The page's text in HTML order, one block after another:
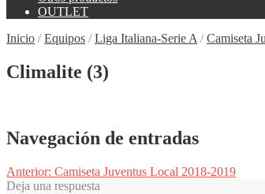
OUTLET
Inicio /Equipos /Liga Italiana-Serie A /Camiseta
Climalite (3)
Navegación de entradas
Anterior: Camiseta Juventus Local 2018-2019
Deja una respuesta